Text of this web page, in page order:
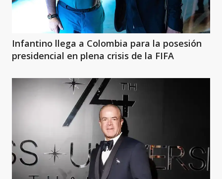
Infantino llega a Colombia para la posesión
presidencial en plena crisis de la FIFA